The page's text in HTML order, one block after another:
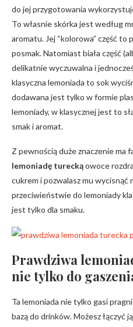
do jej przygotowania
To własnie skórka jest według
aromatu. Jej “kolorowa” część to
posmak. Natomiast biała część
delikatnie wyczuwalna i
klasyczna lemoniada to sok
dodawana jest tylko w formie
lemoniady, w klasycznej jest to
smak i aromat.
Z pewnością duże znaczenie ma
lemoniadę tureckąowoce
cukrem i pozwalasz mu wycisnąć
przeciwieństwie do lemoniady
jest tylko dla smaku.
Prawdziwa
nie tylko do
Ta lemoniada nie tylko gasi
bazą do drinków. Możesz łączyć